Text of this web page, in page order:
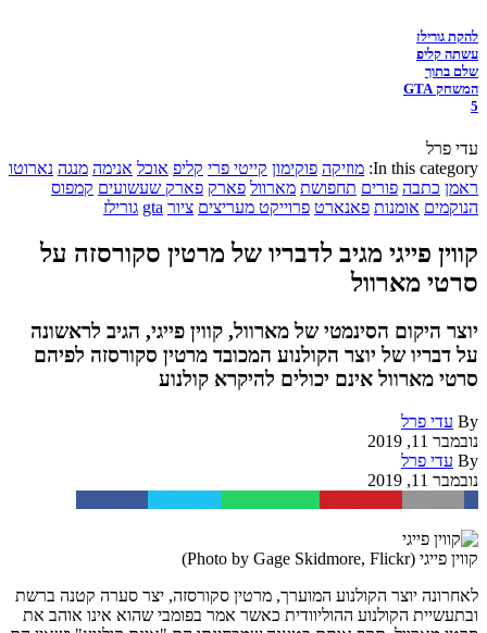
להקת גורילז
עשתה קליפ
שלם בתוך
המשחק GTA
5
עדי פרל
In this category: מוזיקה פוקימון קייטי פרי קליפ אוכל אנימה מנגה נארוטו
ראמן כתבה פורים תחפושת מארוול פארק פארק שעשועים קמפוס
הנוקמים אומנות פאנארט פרוייקט מעריצים ציור gta גורילז
קווין פייגי מגיב לדבריו של מרטין סקורסזה על
סרטי מארוול
יוצר היקום הסינמטי של מארוול, קווין פייגי, הגיב לראשונה
על דבריו של יוצר הקולנוע המכובד מרטין סקורסזה לפיהם
סרטי מארוול אינם יכולים להיקרא קולנוע
By עדי פרל
נובמבר 11, 2019
By עדי פרל
נובמבר 11, 2019
קווין פייגי (Photo by Gage Skidmore, Flickr)
לאחרונה יוצר הקולנוע המוערך, מרטין סקורסזה, יצר סערה קטנה ברשת
ובתעשיית הקולנוע ההוליוודית כאשר אמר בפומבי שהוא אינו אוהב את